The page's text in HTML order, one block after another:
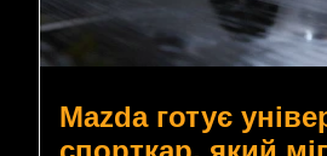
Mazda готує